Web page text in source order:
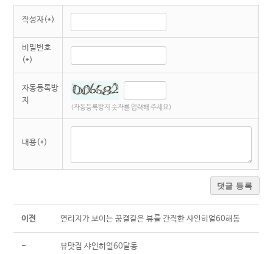
작성자(*)
비밀번호
(*)
자동등록방
지
(자동등록방지 숫자를 입력해 주세요)
내용(*)
댓글 등록
이전 연리지가 보이는 꿈결같은 뷰를 간직한 샤인히얼60해동
- 뷰맛집 샤인히얼60달동